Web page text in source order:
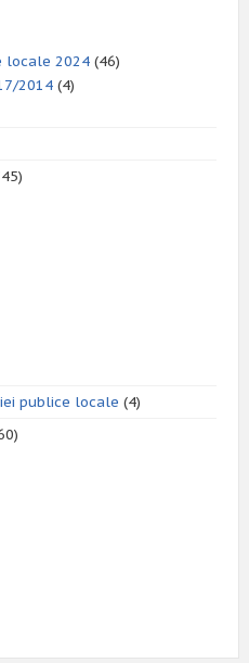
locale 2024 (46)
2014 (4)
publice locale (4)